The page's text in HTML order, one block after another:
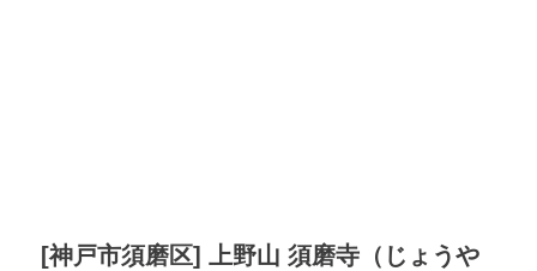
[神戸市須磨区] 上野山 須磨寺（じょうや